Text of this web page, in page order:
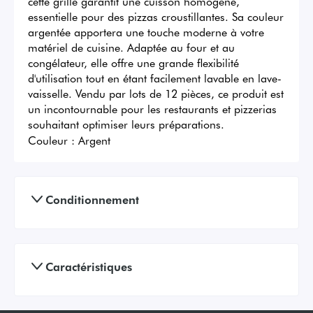
essentielle pour des pizzas croustillantes. Sa couleur
argentée apportera une touche moderne à votre
matériel de cuisine. Adaptée au four et au
congélateur, elle offre une grande flexibilité
d'utilisation tout en étant facilement lavable en lave-
vaisselle. Vendu par lots de 12 pièces, ce produit est
un incontournable pour les restaurants et pizzerias
souhaitant optimiser leurs préparations.
Couleur : Argent
Conditionnement
Caractéristiques